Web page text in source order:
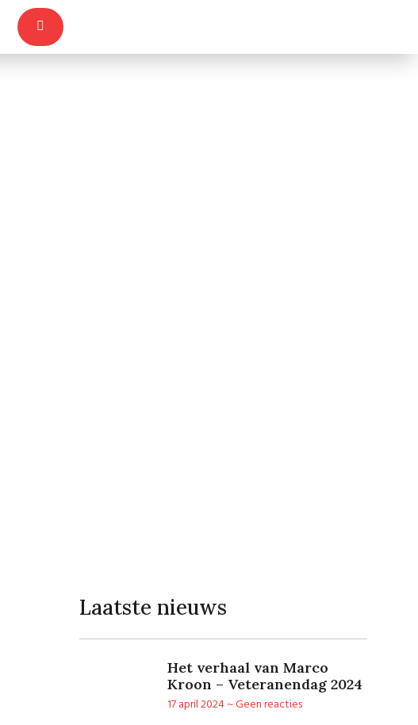
Laatste nieuws
Het verhaal van Marco
Kroon – Veteranendag 2024
17 april 2024 Geen reacties